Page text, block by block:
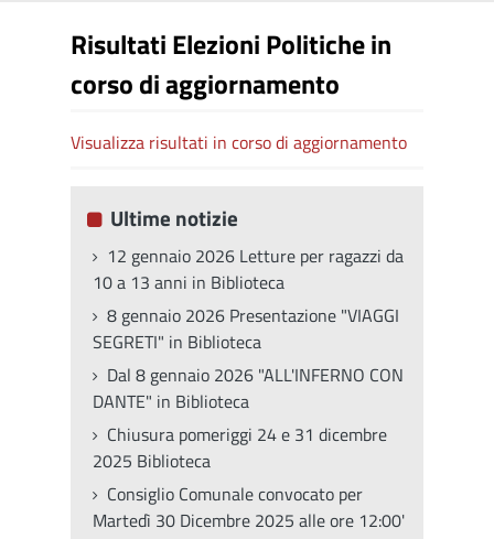
Risultati Elezioni Politiche in
corso di aggiornamento
Visualizza risultati in corso di aggiornamento
Ultime notizie
12 gennaio 2026 Letture per ragazzi da
10 a 13 anni in Biblioteca
8 gennaio 2026 Presentazione "VIAGGI
SEGRETI" in Biblioteca
Dal 8 gennaio 2026 "ALL'INFERNO CON
DANTE" in Biblioteca
Chiusura pomeriggi 24 e 31 dicembre
2025 Biblioteca
Consiglio Comunale convocato per
Martedì 30 Dicembre 2025 alle ore 12:00'